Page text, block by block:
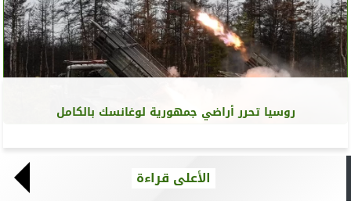
روسيا تحرر أراضي جمهورية لوغانسك بالكامل
الأعلى قراءة